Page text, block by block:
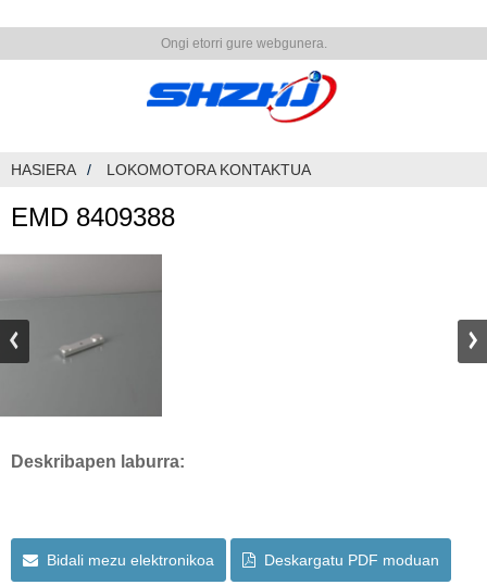
Ongi etorri gure webgunera.
HASIERA LOKOMOTORA KONTAKTUA
EMD 8409388
Deskribapen laburra:
Bidali mezu elektronikoa Deskargatu PDF moduan